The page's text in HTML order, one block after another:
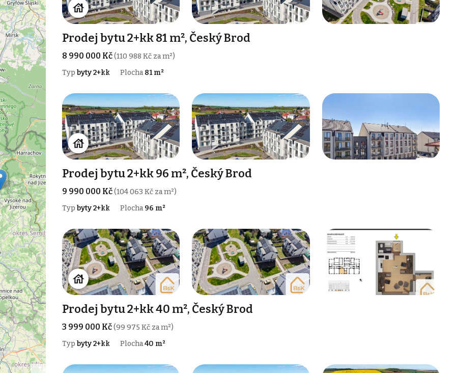
Prodej bytu 2+kk 81 m², Český Brod
8 990 000 Kč(110 988 Kč za m²)
Typ byty 2+kk Plocha 81 m²
Prodej bytu 2+kk 96 m², Český Brod
9 990 000 Kč(104 063 Kč za m²)
Typ byty 2+kk Plocha 96 m²
Prodej bytu 2+kk 40 m², Český Brod
3 999 000 Kč(99 975 Kč za m²)
Typ byty 2+kk Plocha40 m²